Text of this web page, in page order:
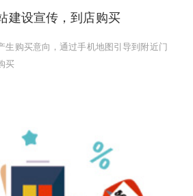
建设宣传，到店购买
生购买意向，通过手机地图引导到附近门
买